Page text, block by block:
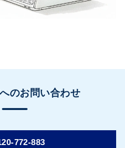
のお問い合わせ
772-883